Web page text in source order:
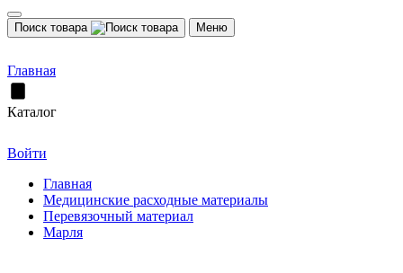
Поиск товара Меню
Главная
Каталог
Войти
Главная
Медицинские расходные материалы
Перевязочный материал
Марля